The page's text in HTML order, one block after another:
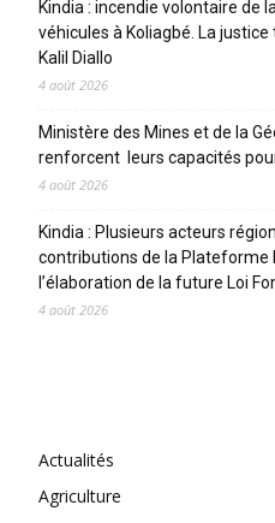
Kindia : incendie volontaire de
véhicules à Koliagbé. La
Kalil Diallo
4 août 2026
Ministère des Mines et de la
renforcent leurs capacités
4 août 2026
Kindia : Plusieurs acteurs
contributions de la Plateforme
l’élaboration de la future Loi
4 août 2026
Actualités
Agriculture